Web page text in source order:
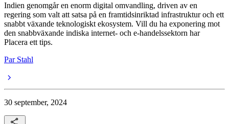
Indien genomgår en enorm digital omvandling, driven av en
regering som valt att satsa på en framtidsinriktad infrastruktur och ett
snabbt växande teknologiskt ekosystem. Vill du ha exponering mot
den snabbväxande indiska internet- och e-handelssektorn har
Placera ett tips.
Par Stahl
30 september, 2024